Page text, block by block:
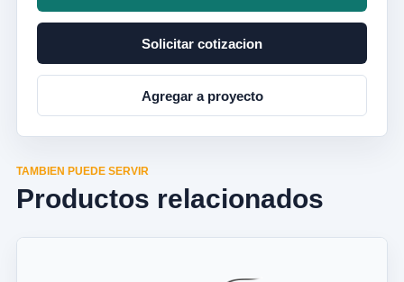
Solicitar cotizacion
Agregar a proyecto
TAMBIEN PUEDE SERVIR
Productos relacionados